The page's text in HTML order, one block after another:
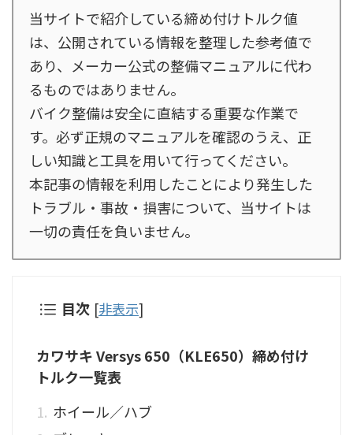
当サイトで紹介している締め付けトルク値
は、公開されている情報を整理した参考値で
あり、メーカー公式の整備マニュアルに代わ
るものではありません。
バイク整備は安全に直結する重要な作業で
す。必ず正規のマニュアルを確認のうえ、正
しい知識と工具を用いて行ってください。
本記事の情報を利用したことにより発生した
トラブル・事故・損害について、当サイトは
一切の責任を負いません。
目次 [非表示]
カワサキ Versys 650（KLE650）締め付け
トルク一覧表
ホイール／ハブ